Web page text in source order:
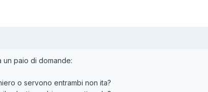
un paio di domande:
o servono entrambi non ita?